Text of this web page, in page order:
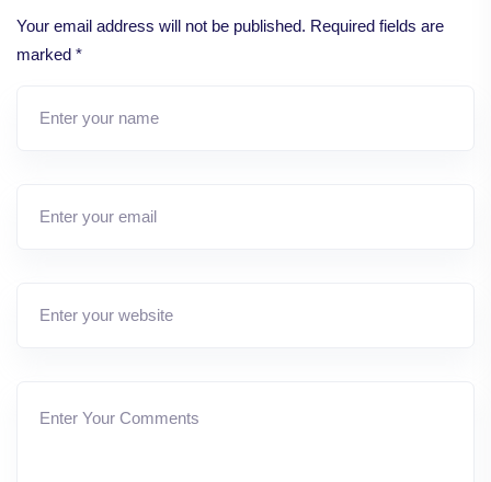
Your email address will not be published. Required fields are
marked *